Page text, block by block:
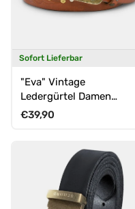
Sofort Lieferbar
"Eva" Vintage
Ledergürtel Damen
Nieten
Normaler Preis
€39,90